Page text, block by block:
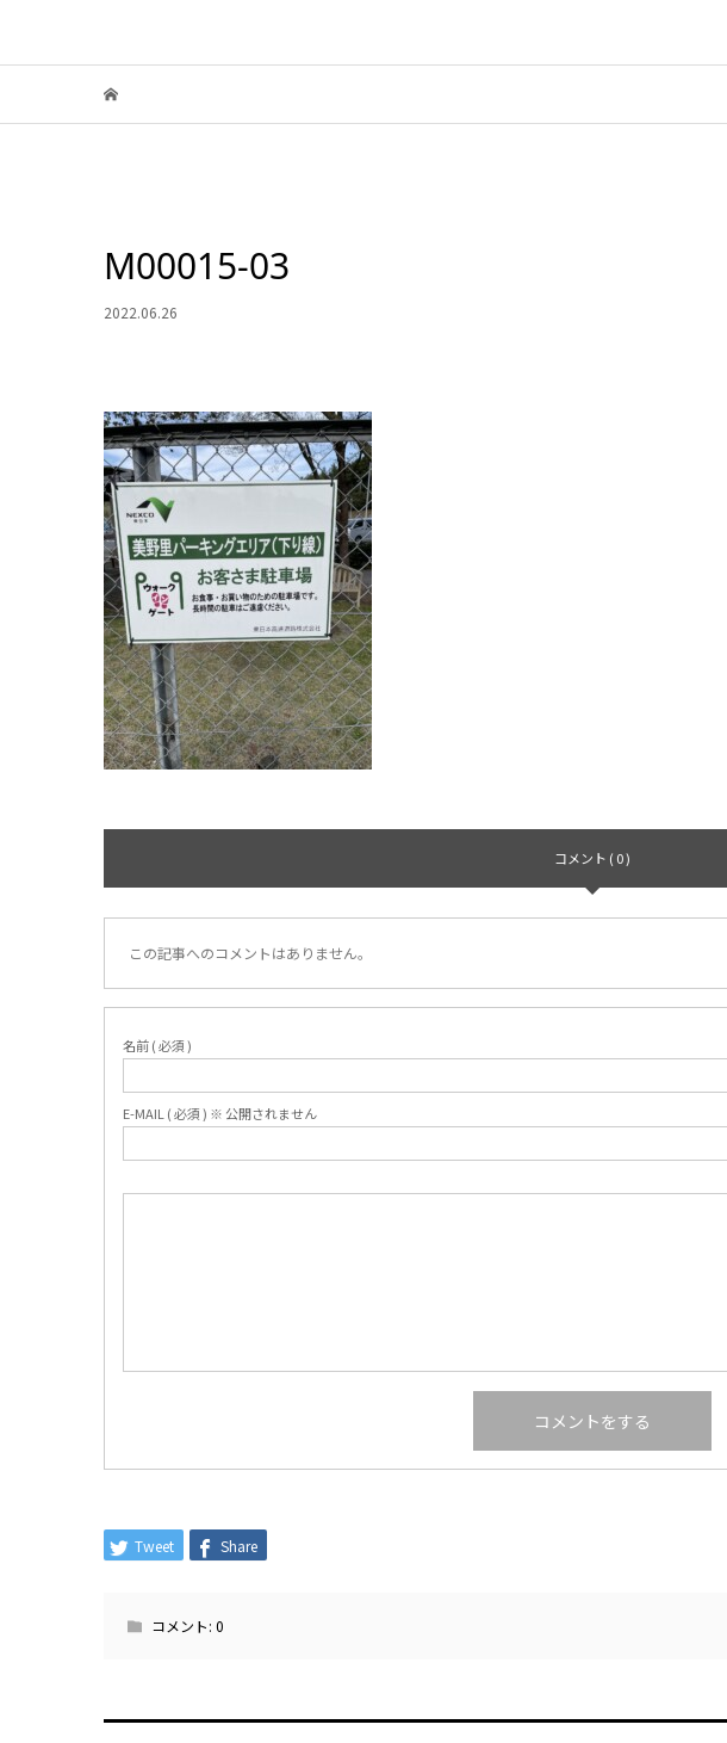
M00015-03
2022.06.26
コメント ( 0 )
この記事へのコメントはありません。
名前 ( 必須 )
E-MAIL ( 必須 ) ※ 公開されません
Tweet Share
コメント: 0